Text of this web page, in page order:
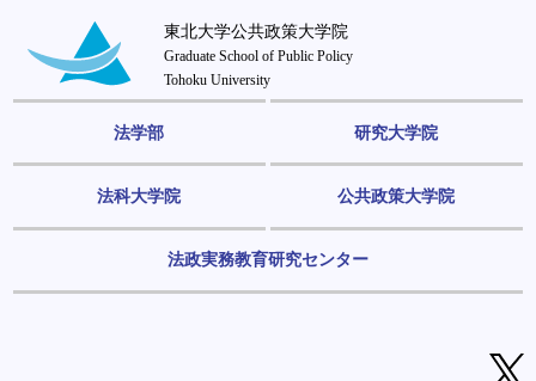
東北大学公共政策大学院
Graduate School of Public Policy
Tohoku University
法学部 研究大学院
法科大学院 公共政策大学院
法政実務教育研究センター